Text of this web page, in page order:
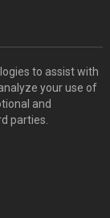
to assist with
your use of
and
parties.